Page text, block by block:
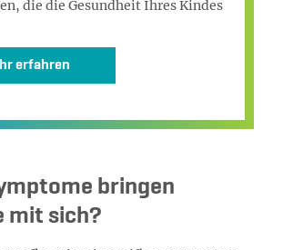
die die Gesundheit Ihres Kindes
erfahren
bringen
mit sich?